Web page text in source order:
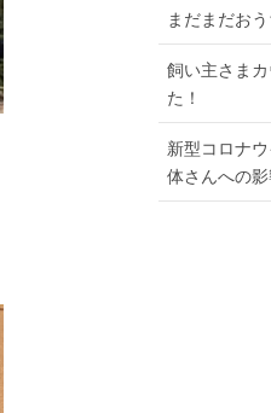
まだまだお
飼い主さま
た！
新型コロナ
体さんへの